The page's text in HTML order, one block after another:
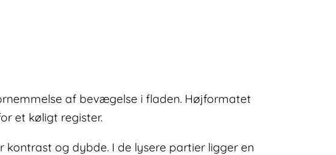
af bevægelse i fladen. Højformatet
et køligt register.
og dybde. I de lysere partier ligger en